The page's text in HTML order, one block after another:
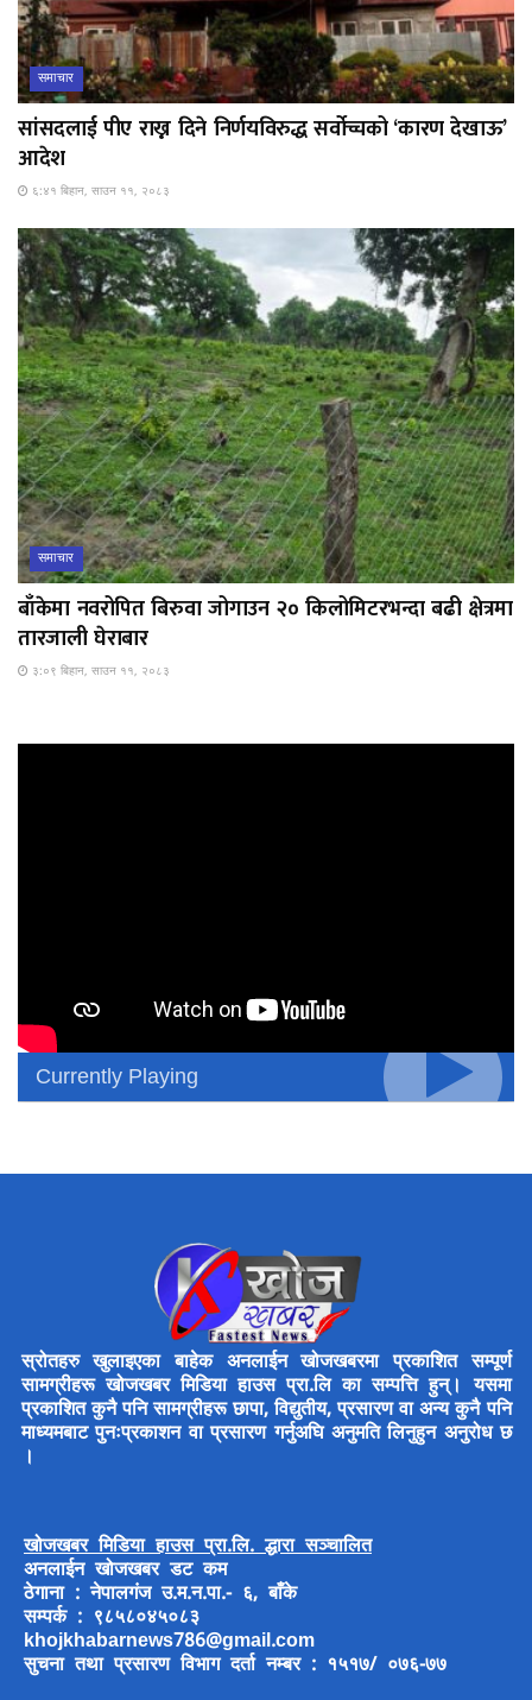
समाचार
सांसदलाई पीए राख्न दिने निर्णयविरुद्ध सर्वोच्चको ‘कारण देखाऊ’
आदेश
६:४१ बिहान, साउन ११, २०८३
समाचार
बाँकेमा नवरोपित बिरुवा जोगाउन २० किलोमिटरभन्दा बढी क्षेत्रमा
तारजाली घेराबार
३:०९ बिहान, साउन ११, २०८३
Currently Playing
स्रोतहरु खुलाइएका बाहेक अनलाईन खोजखबरमा प्रकाशित सम्पूर्ण
सामग्रीहरू खोजखबर मिडिया हाउस प्रा.लि का सम्पत्ति हुन्। यसमा
प्रकाशित कुनै पनि सामग्रीहरू छापा, विद्युतीय, प्रसारण वा अन्य कुनै पनि
माध्यमबाट पुनःप्रकाशन वा प्रसारण गर्नुअघि अनुमति लिनुहुन अनुरोध छ
।
खोजखबर मिडिया हाउस प्रा.लि. द्धारा सञ्चालित
अनलाईन खोजखबर डट कम
ठेगाना : नेपालगंज उ.म.न.पा.- ६, बाँके
सम्पर्क : ९८५८०४५०८३
khojkhabarnews786@gmail.com
सुचना तथा प्रसारण विभाग दर्ता नम्बर : १५१७/ ०७६-७७